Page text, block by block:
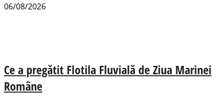
06/08/2026
Ce a pregătit Flotila Fluvială de Ziua Marinei
Române